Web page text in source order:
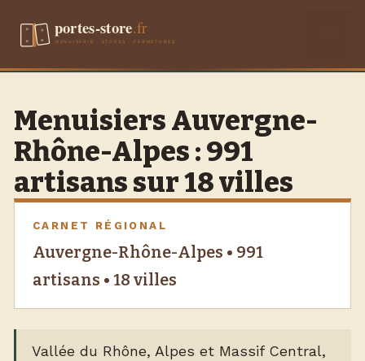
Menuisiers Auvergne-
Rhône-Alpes : 991
artisans sur 18 villes
CARNET RÉGIONAL
Auvergne-Rhône-Alpes • 991
artisans • 18 villes
Vallée du Rhône, Alpes et Massif Central,